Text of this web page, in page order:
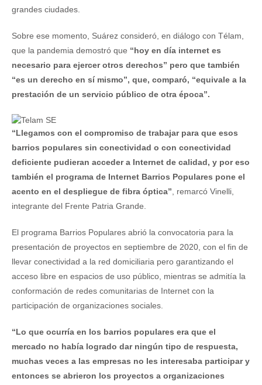
grandes ciudades.
Sobre ese momento, Suárez consideró, en diálogo con Télam,
que la pandemia demostró que “hoy en día internet es
necesario para ejercer otros derechos” pero que también
“es un derecho en sí mismo”, que, comparó, “equivale a la
prestación de un servicio público de otra época”.
“Llegamos con el compromiso de trabajar para que esos
barrios populares sin conectividad o con conectividad
deficiente pudieran acceder a Internet de calidad, y por eso
también el programa de Internet Barrios Populares pone el
acento en el despliegue de fibra óptica”, remarcó Vinelli,
integrante del Frente Patria Grande.
El programa Barrios Populares abrió la convocatoria para la
presentación de proyectos en septiembre de 2020, con el fin de
llevar conectividad a la red domiciliaria pero garantizando el
acceso libre en espacios de uso público, mientras se admitía la
conformación de redes comunitarias de Internet con la
participación de organizaciones sociales.
“Lo que ocurría en los barrios populares era que el
mercado no había logrado dar ningún tipo de respuesta,
muchas veces a las empresas no les interesaba participar y
entonces se abrieron los proyectos a organizaciones